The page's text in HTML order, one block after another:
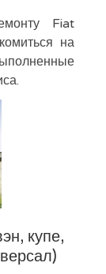
Fiat
на
купе,